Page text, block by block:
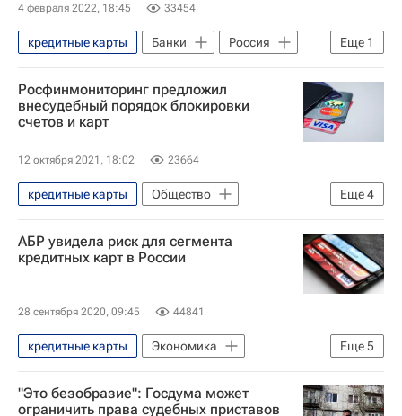
4 февраля 2022, 18:45 33454
Еще 1
кредитные карты Банки
Россия
Деньги
Росфинмониторинг предложил
внесудебный порядок блокировки
счетов и карт
12 октября 2021, 18:02 23664
Еще4
кредитные карты
Общество
Федеральная служба безопасности РФ (ФСБ России)
Генеральная прокуратура РФ
Россия
АБР увидела риск для сегмента
кредитных карт в России
28 сентября 2020, 09:45 44841
Еще5
кредитные карты
Экономика
Анатолий Аксаков
ВТБ (банк)
Госдума РФ
"Это безобразие": Госдума может
ограничить права судебных приставов